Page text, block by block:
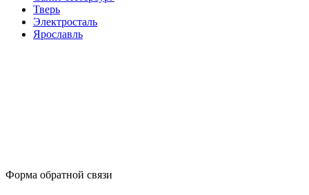
Тверь
Электросталь
Ярославль
Форма обратной связи